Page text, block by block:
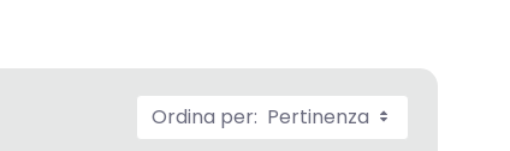
Ordina per: Pertinenza